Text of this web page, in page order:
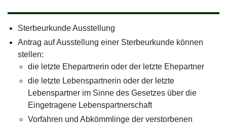
Sterbeurkunde Ausstellung
Antrag auf Ausstellung einer Sterbeurkunde können
stellen:
die letzte Ehepartnerin oder der letzte Ehepartner
die letzte Lebenspartnerin oder der letzte
Lebenspartner im Sinne des Gesetzes über die
Eingetragene Lebenspartnerschaft
Vorfahren und Abkömmlinge der verstorbenen